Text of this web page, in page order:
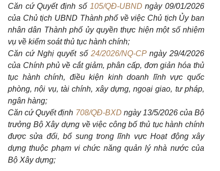
Căn cứ Quyết định số 105/QĐ-UBND ngày 09/01/2026
của Chủ tịch UBND Thành phố về việc Chủ tịch Ủy ban
nhân dân Thành phố ủy quyền thực hiện một số nhiệm
vụ về kiểm soát thủ tục hành chính;
Căn cứ Nghị quyết số 24/2026/NQ-CPngày 29/4/2026
của Chính phủ về cắt giảm, phân cấp, đơn giản hóa thủ
tục hành chính, điều kiện kinh doanh lĩnh vực quốc
phòng, nội vụ, tài chính, xây dựng, ngoại giao, tư pháp,
ngân hàng;
Căn cứ Quyết định 708/QĐ-BXD ngày 13/5/2026 của Bộ
trưởng Bộ Xây dựng về việc công bố thủ tục hành chính
được sửa đổi, bổ sung trong lĩnh vực Hoạt động xây
dựng thuộc phạm vi chức năng quản lý nhà nước của
Bộ Xây dựng;